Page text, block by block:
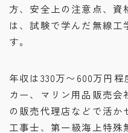
方、安全上の注意点、資
は、試験で学んだ無線工
す。
年収は330万〜600万円
カー、マリン用品販売
の販売代理店などで活
工事士、第一級海上特